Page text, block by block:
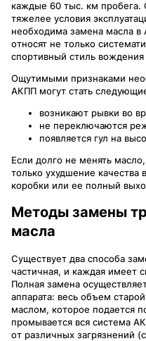
каждые 60 тыс. км пробега.
тяжелее условия
необходима замена масла
относят не только
спортивный стиль
Ощутимыми признаками
АКПП могут стать
возникают рывки во
не переключаются
появляется гул на
Если долго не менять
только ухудшение
коробки или ее полный
Методы замены
масла
Существует два способа
частичная, и каждая имеет
Полная замена
аппарата: весь объем
маслом, которое подается
промывается вся система
от различных загрязнений